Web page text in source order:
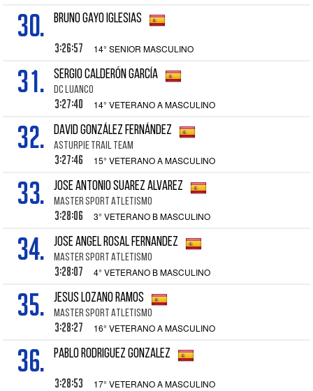
30. BRUNO GAYO IGLESIAS
3:26:57 14° SENIOR MASCULINO
31. SERGIO CALDERÓN GARCÍA
DC LUANCO
3:27:40 14° VETERANO A MASCULINO
32. DAVID GONZÁLEZ FERNÁNDEZ
ASTURPIE TRAIL TEAM
3:27:46 15° VETERANO A MASCULINO
33. JOSE ANTONIO SUAREZ ALVAREZ
MASTER SPORT ATLETISMO
3:28:06 3° VETERANO B MASCULINO
34. JOSE ANGEL ROSAL FERNANDEZ
MASTER SPORT ATLETISMO
3:28:07 4° VETERANO B MASCULINO
35. JESUS LOZANO RAMOS
MASTER SPORT ATLETISMO
3:28:27 16° VETERANO A MASCULINO
36. PABLO RODRIGUEZ GONZALEZ
3:28:53 17° VETERANO A MASCULINO